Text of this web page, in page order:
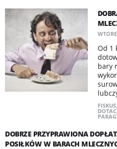
Od 1
bary
FISKUS,
DOBRZE PRZYPRAWIONA
POSIŁKÓW W BARACH